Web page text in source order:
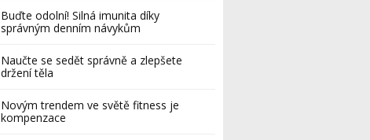
Buďte odolní! Silná imunita díky
správným denním návykům
Naučte se sedět správně a zlepšete
držení těla
Novým trendem ve světě fitness je
kompenzace